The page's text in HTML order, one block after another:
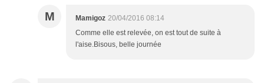
M Mamigoz 20/04/2016 08:14
Comme elle est relevée, on est tout de suite à
l'aise.Bisous, belle journée